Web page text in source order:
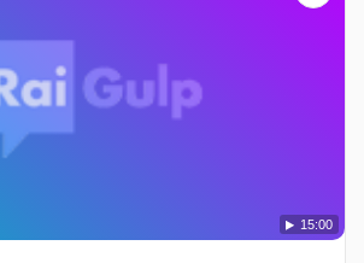
15:00